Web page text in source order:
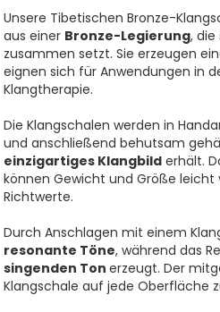
Unsere Tibetischen Bronze-
aus einer Bronze-Legierung, die
zusammen setzt. Sie erzeugen
eignen sich für Anwendungen in
Klangtherapie.
Die Klangschalen werden in
und anschließend behutsam
einzigartiges Klangbilderhält.
können Gewicht und Größe leicht
Richtwerte.
Durch Anschlagen mit einem
resonante Töne, während das
singenden Ton erzeugt. Der
Klangschale auf jede Oberfläche